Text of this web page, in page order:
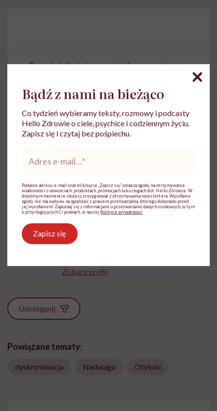
Do wyświetlenia tego materiału z zewnętrznego
Zmień ustawienia
Ewelina Kaczmarczyk
Dziennikarka, której temat zdrowia zawsze
był bliski. Związana była m.in. z TVN,
Zobacz profil
Udostępnij
Powiązane tematy:
dyskryminacja Nadwaga Otyłość
Bądź z nami na bieżąco
Co tydzień wybieramy teksty, rozmowy i podcasty
Hello Zdrowie o ciele, psychice i codziennym życiu.
Zapisz się i czytaj bez pośpiechu.
mail*
Podanie adresu e-mail oraz kliknięcie „Zapisz się” oznacza zgodę na otrzymywanie
wiadomości o nowościach, produktach, promocjach lub usługach dot. Hello Zdrowie. W
dowolnym momencie możesz zrezygnować z otrzymywania newslettera. Wycofanie
zgody nie ma wpływu na zgodność z prawem przetwarzania, którego dokonano przed
jej wycofaniem. Zapoznaj się z informacjami o przetwarzaniu danych osobowych, w tym
o przysługujących Ci prawach, w naszej Polityce prywatności
Zapisz się